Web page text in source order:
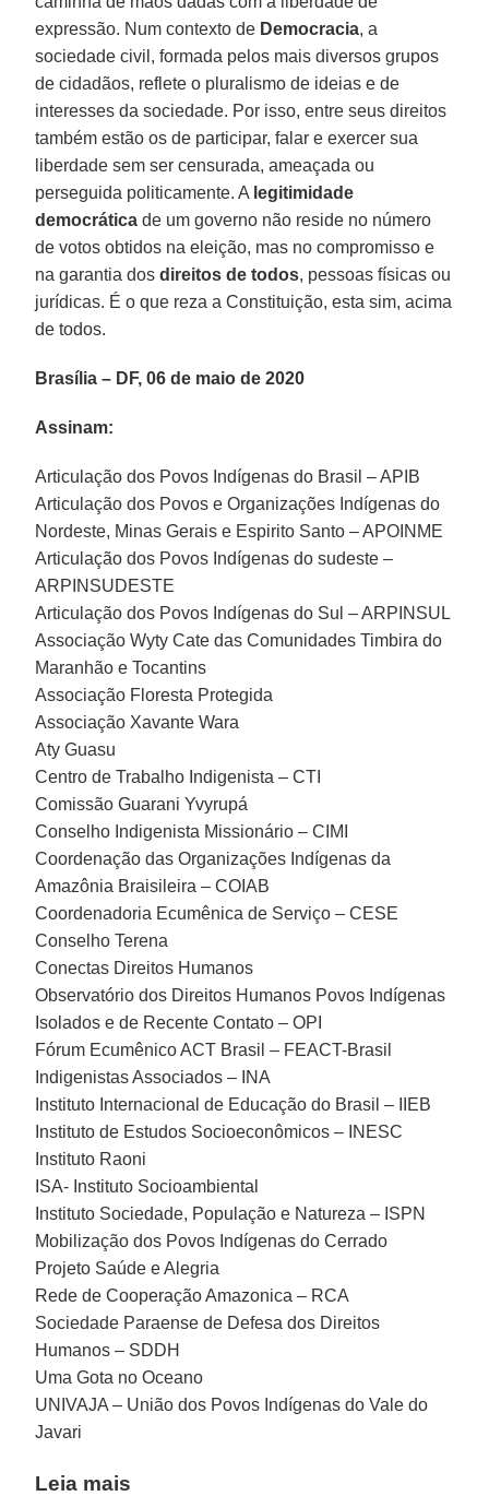
expressão. Num contexto de Democracia, a
sociedade civil, formada pelos mais diversos grupos
de cidadãos, reflete o pluralismo de ideias e de
interesses da sociedade. Por isso, entre seus direitos
também estão os de participar, falar e exercer sua
liberdade sem ser censurada, ameaçada ou
perseguida politicamente. A legitimidade
democrática de um governo não reside no número
de votos obtidos na eleição, mas no compromisso e
na garantia dosdireitos de todos, pessoas físicas ou
jurídicas. É o que reza a Constituição, esta sim, acima
de todos.
Brasília – DF, 06 de maio de 2020
Assinam:
Articulação dos Povos Indígenas do Brasil – APIB
Articulação dos Povos e Organizações Indígenas do
Nordeste, Minas Gerais e Espirito Santo – APOINME
Articulação dos Povos Indígenas do sudeste –
ARPINSUDESTE
Articulação dos Povos Indígenas do Sul – ARPINSUL
Associação Wyty Cate das Comunidades Timbira do
Maranhão e Tocantins
Associação Floresta Protegida
Associação Xavante Wara
Aty Guasu
Centro de Trabalho Indigenista – CTI
Comissão Guarani Yvyrupá
Conselho Indigenista Missionário – CIMI
Coordenação das Organizações Indígenas da
Amazônia Braisileira – COIAB
Coordenadoria Ecumênica de Serviço – CESE
Conselho Terena
Conectas Direitos Humanos
Observatório dos Direitos Humanos Povos Indígenas
Isolados e de Recente Contato – OPI
Fórum Ecumênico ACT Brasil – FEACT-Brasil
Indigenistas Associados – INA
Instituto Internacional de Educação do Brasil – IIEB
Instituto de Estudos Socioeconômicos – INESC
Instituto Raoni
ISA- Instituto Socioambiental
Instituto Sociedade, População e Natureza – ISPN
Mobilização dos Povos Indígenas do Cerrado
Projeto Saúde e Alegria
Rede de Cooperação Amazonica – RCA
Sociedade Paraense de Defesa dos Direitos
Humanos – SDDH
Uma Gota no Oceano
UNIVAJA – União dos Povos Indígenas do Vale do
Javari
Leia mais